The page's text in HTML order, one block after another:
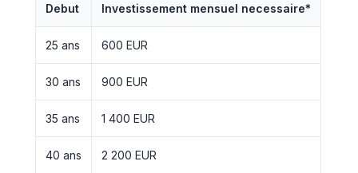
Debut Investissement mensuel necessaire*
25 ans 600 EUR
30 ans 900 EUR
35 ans 1 400 EUR
40 ans 2 200 EUR